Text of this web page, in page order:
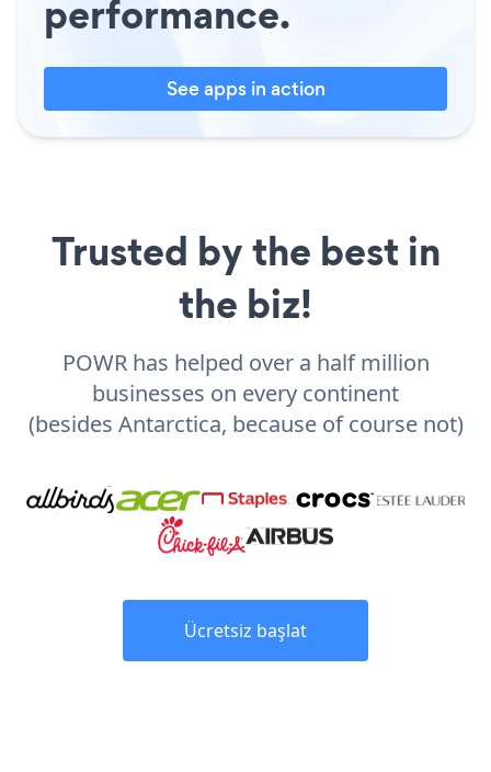
performance.
See apps in action
Trusted by the best in
the biz!
POWR has helped over a half million
businesses on every continent
(besides Antarctica, because of course not)
Ücretsiz başlat